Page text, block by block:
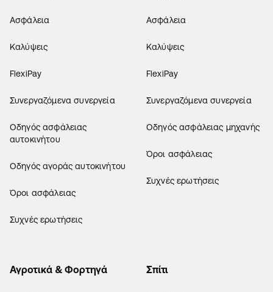
Ασφάλεια
Καλύψεις
FlexiPay
Συνεργαζόμενα συνεργεία
Οδηγός ασφάλειας
αυτοκινήτου
Οδηγός αγοράς αυτοκινήτου
Όροι ασφάλειας
Συχνές ερωτήσεις
Ασφάλεια
Καλύψεις
FlexiPay
Συνεργαζόμενα συνεργεία
Οδηγός ασφάλειας μηχανής
Όροι ασφάλειας
Συχνές ερωτήσεις
Αγροτικά & Φορτηγά Σπίτι